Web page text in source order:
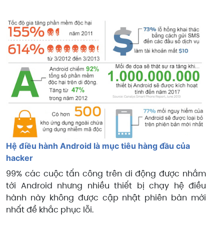
Hệ điều hành Android là mục tiêu hàng đầu của
hacker
99% các cuộc tấn công trên di động được nhắm
tới Android nhưng nhiều thiết bị chạy hệ điều
hành này không được cập nhật phiên bản mới
nhất để khắc phục lỗi.